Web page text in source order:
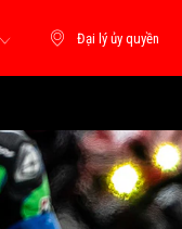
Đại lý ủy quyền
Đại lý ủy quyền